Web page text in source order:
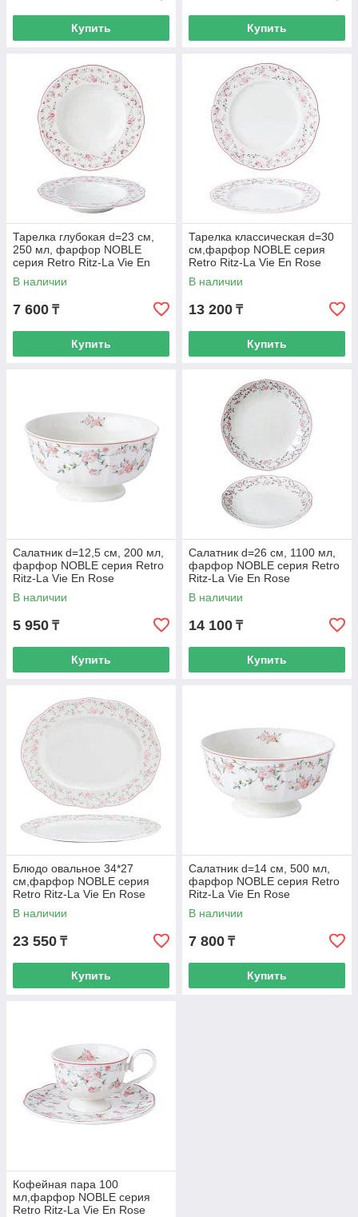
Купить Купить
Тарелка глубокая d=23 cм,
250 мл, фарфор NOBLE
серия Retro Ritz-La Vie En
Rose
В наличии
7 600 ₸
Купить
Тарелка классическая d=30
cм,фарфор NOBLE серия
Retro Ritz-La Vie En Rose
В наличии
13 200 ₸
Купить
Салатник d=12,5 cм, 200 мл,
фарфор NOBLE серия Retro
Ritz-La Vie En Rose
В наличии
5 950 ₸
Купить
Салатник d=26 cм, 1100 мл,
фарфор NOBLE серия Retro
Ritz-La Vie En Rose
В наличии
14 100 ₸
Купить
Блюдо овальное 34*27
cм,фарфор NOBLE серия
Retro Ritz-La Vie En Rose
В наличии
23 550 ₸
Купить
Салатник d=14 cм, 500 мл,
фарфор NOBLE серия Retro
Ritz-La Vie En Rose
В наличии
7 800 ₸
Купить
Кофейная пара 100
мл,фарфор NOBLE серия
Retro Ritz-La Vie En Rose